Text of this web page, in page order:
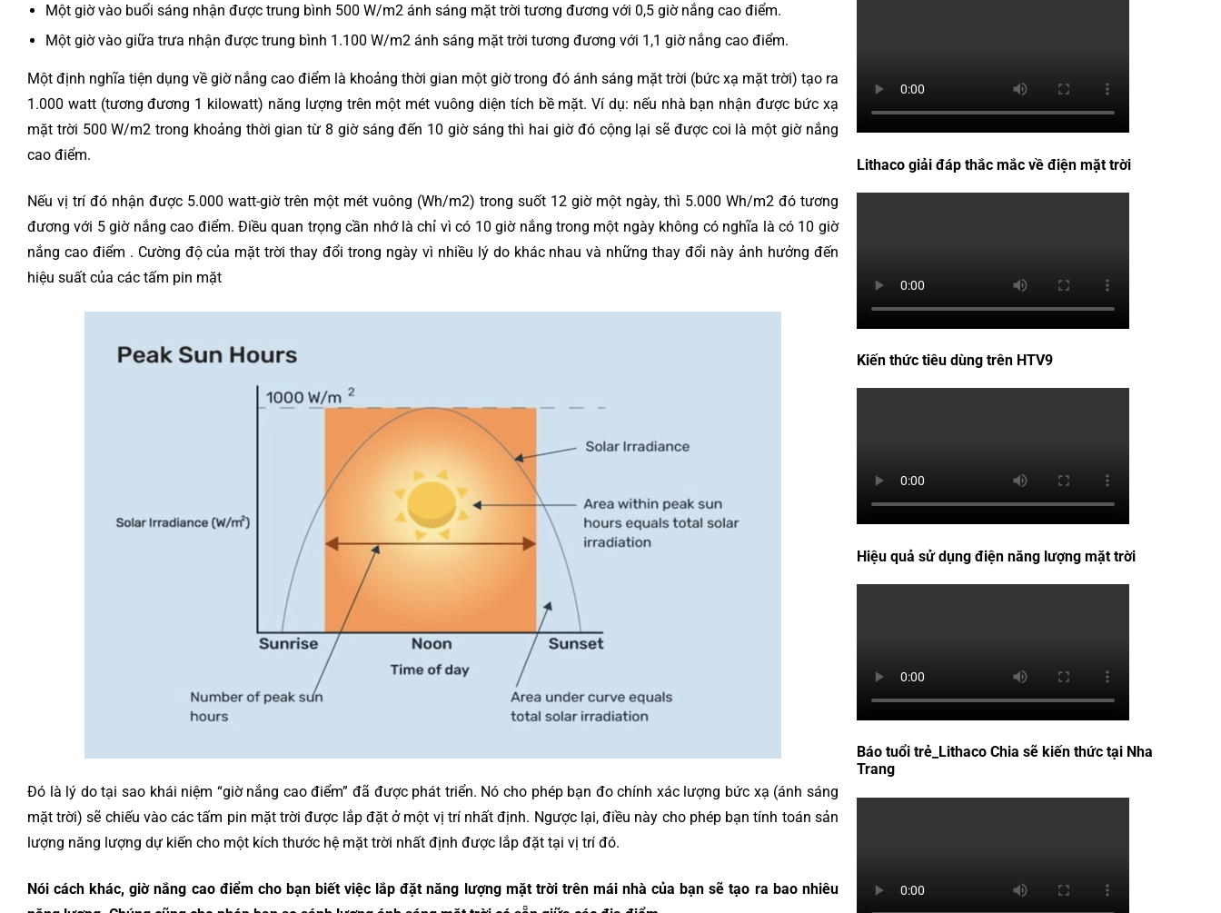
Một giờ vào buổi sáng nhận được trung bình 500 W/m2 ánh sáng mặt trời tương đương với 0,5 giờ nắng cao điểm.
Một giờ vào giữa trưa nhận được trung bình 1.100 W/m2 ánh sáng mặt trời tương đương với 1,1 giờ nắng cao điểm.
Một định nghĩa tiện dụng về giờ nắng cao điểm là khoảng thời gian một giờ trong đó ánh sáng mặt trời (bức xạ mặt trời) tạo ra
1.000 watt (tương đương 1 kilowatt) năng lượng trên một mét vuông diện tích bề mặt. Ví dụ: nếu nhà bạn nhận được bức xạ
mặt trời 500 W/m2 trong khoảng thời gian từ 8 giờ sáng đến 10 giờ sáng thì hai giờ đó cộng lại sẽ được coi là một giờ nắng
cao điểm.
Nếu vị trí đó nhận được 5.000 watt-giờ trên một mét vuông (Wh/m2) trong suốt 12 giờ một ngày, thì 5.000 Wh/m2 đó tương
đương với 5 giờ nắng cao điểm. Điều quan trọng cần nhớ là chỉ vì có 10 giờ nắng trong một ngày không có nghĩa là có 10 giờ
nắng cao điểm . Cường độ của mặt trời thay đổi trong ngày vì nhiều lý do khác nhau và những thay đổi này ảnh hưởng đến
hiệu suất của các tấm pin mặt
Đó là lý do tại sao khái niệm “giờ nắng cao điểm” đã được phát triển. Nó cho phép bạn đo chính xác lượng bức xạ (ánh sáng
mặt trời) sẽ chiếu vào các tấm pin mặt trời được lắp đặt ở một vị trí nhất định. Ngược lại, điều này cho phép bạn tính toán sản
lượng năng lượng dự kiến ​​cho một kích thước hệ mặt trời nhất định được lắp đặt tại vị trí đó.
Nói cách khác, giờ nắng cao điểm cho bạn biết việc lắp đặt năng lượng mặt trời trên mái nhà của bạn sẽ tạo ra bao nhiêu
Lithaco giải đáp thắc mắc về điện mặt trời
Kiến thức tiêu dùng trên HTV9
Hiệu quả sử dụng điện năng lượng mặt trời
Báo tuổi trẻ_Lithaco Chia sẽ kiến thức tại Nha
Trang